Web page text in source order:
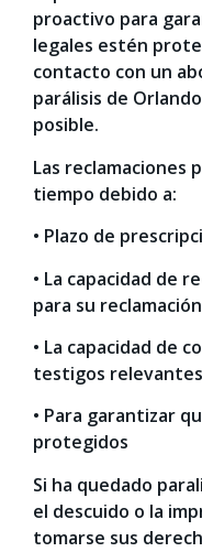
proactivo para
legales estén
contacto con un
parálisis de
posible.
Las reclamaciones
tiempo debido a:
• Plazo de
• La capacidad de
para su
• La capacidad de
testigos relevantes
• Para garantizar
protegidos
Si ha quedado
el descuido o la
tomarse sus